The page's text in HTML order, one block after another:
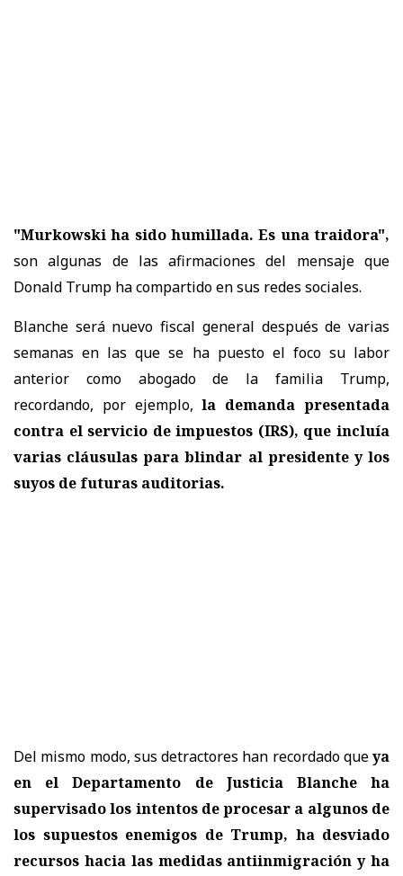
"Murkowski ha sido humillada. Es una traidora",
son algunas de las afirmaciones del mensaje que
Donald Trump ha compartido en sus redes sociales.
Blanche será nuevo fiscal general después de varias
semanas en las que se ha puesto el foco su labor
anterior como abogado de la familia Trump,
recordando, por ejemplo,la demanda presentada
contra el servicio de impuestos (IRS), que incluía
varias cláusulas para blindar al presidente y los
suyos de futuras auditorias.
Del mismo modo, sus detractores han recordado queya
en el Departamento de Justicia Blanche ha
supervisado los intentos de procesar a algunos de
los supuestos enemigos de Trump, ha desviado
recursos hacia las medidas antiinmigración y ha